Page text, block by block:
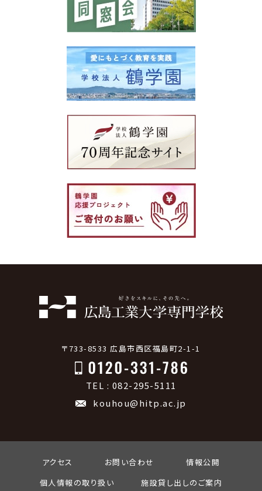
〒733-8533 広島市西区福島町2-1-1
TEL : 082-295-5111
kouhou@hitp.ac.jp
アクセス お問い合わせ
情報公開
個人情報の取り扱い
施設貸し出しのご案内